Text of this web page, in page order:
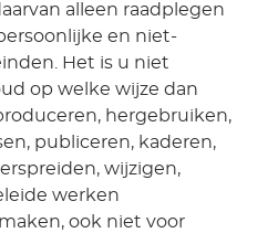
alleen raadplegen
en niet-
Het is u niet
op welke wijze dan
hergebruiken,
publiceren, kaderen,
wijzigen,
werken
ook niet voor